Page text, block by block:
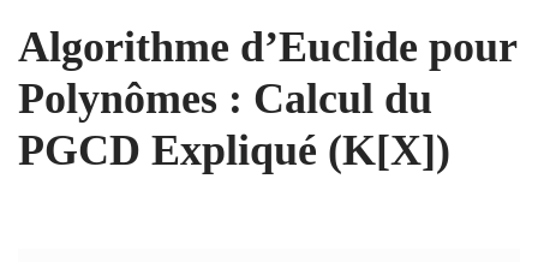
Algorithme d’Euclide pour
Polynômes : Calcul du
PGCD Expliqué (K[X])